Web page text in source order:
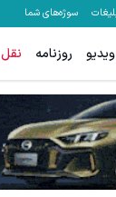
سوژه‌های شما
ویدیو روزنامه نقل